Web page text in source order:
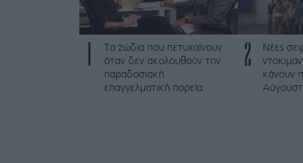
Τα ζώδια που πετυχαίνουν
όταν δεν ακολουθούν την
παραδοσιακή
επαγγελματική πορεία
2
Νέες
κάνουν